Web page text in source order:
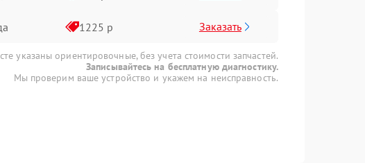
1225 р Заказать
указаны ориентировочные, без учета стоимости запчастей.
Записывайтесь на бесплатную диагностику.
Мы проверим ваше устройство и укажем на неисправность.